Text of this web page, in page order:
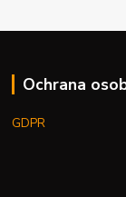
Ochrana
GDPR